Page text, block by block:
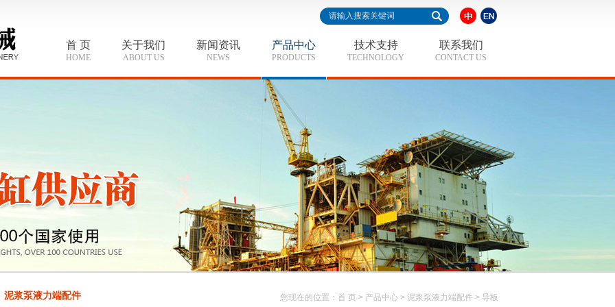
首 页
HOME
关于我们
ABOUT US
新闻资讯
NEWS
产品中心
PRODUCTS
技术支持
TECHNOLOGY
联系我们
CONTACT US
泥浆泵液力端配件 您现在的位置： 首 页 > 产品中心 > 泥浆泵液力端配件 > 导板